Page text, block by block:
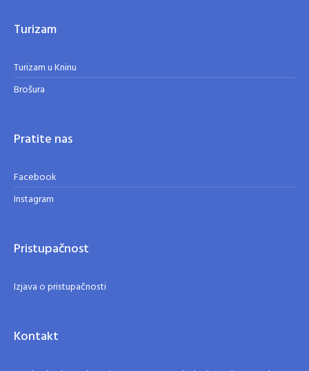
Turizam
Turizam u Kninu
Brošura
Pratite nas
Facebook
Instagram
Pristupačnost
Izjava o pristupačnosti
Kontakt